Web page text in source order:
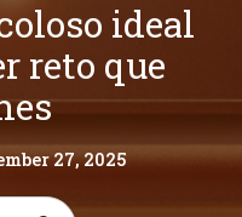
ideal
reto que
27, 2025